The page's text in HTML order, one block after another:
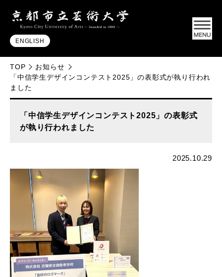
ENGLISH
TOP
お知らせ
「中信学生デザインコンテスト2025」の表彰式が執り行われ
ました
「中信学生デザインコンテスト2025」の表彰式
が執り行われました
2025.10.29